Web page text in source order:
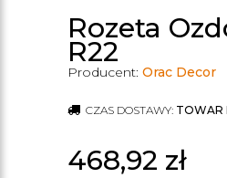
Rozeta
R22
Producent: Orac Decor
CZAS DOSTAWY: TOWAR
468,92 zł